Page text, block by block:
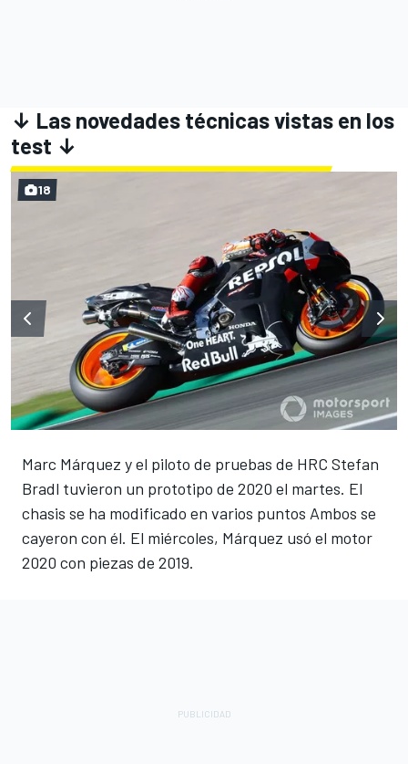
↓ Las novedades técnicas vistas en los
test ↓
Marc Márquez y el piloto de pruebas de HRC Stefan
Bradl tuvieron un prototipo de 2020 el martes. El
chasis se ha modificado en varios puntos Ambos se
cayeron con él. El miércoles, Márquez usó el motor
2020 con piezas de 2019.
18